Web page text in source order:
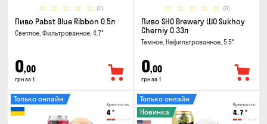
(0)
Пиво Pabst Blue Ribbon 0.5л
Светлое, Фильтрованное, 4.7°
0,00
грн за 1
(0)
Пиво SHO Brewery ШО Sukhoy
Cherniy 0.33л
Темное, Нефильтрованное, 5.5°
0,00
грн за 1
Крепость
4°
Только онлайн
Крепость
4.7 °
Только онлайн
Новинка